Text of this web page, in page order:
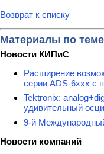
Возврат к списку
Материалы по
Новости КИПиС
Расширение
серии ADS-6ххх с
Tektronix:
удивительный
9-й
Новости компаний